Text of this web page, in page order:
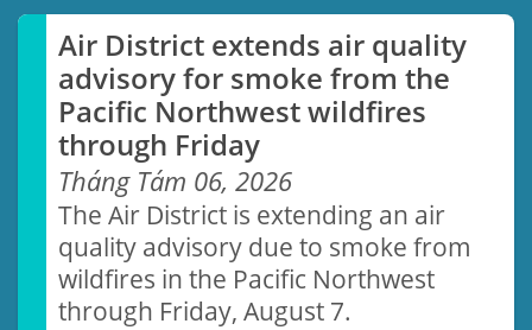
Air District extends air quality
advisory for smoke from the
Pacific Northwest wildfires
through Friday
Tháng Tám 06, 2026
The Air District is extending an air
quality advisory due to smoke from
wildfires in the Pacific Northwest
through Friday, August 7.